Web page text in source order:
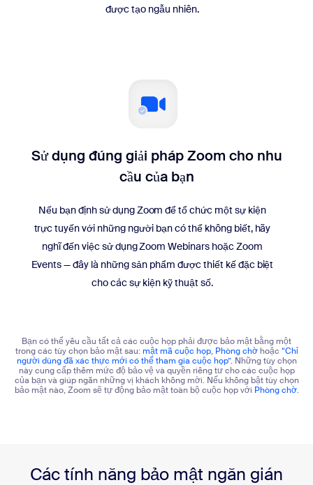
được tạo ngẫu nhiên.
Sử dụng đúng giải pháp Zoom cho nhu
cầu của bạn
Nếu bạn định sử dụng Zoom để tổ chức một sự kiện
trực tuyến với những người bạn có thể không biết, hãy
nghĩ đến việc sử dụng Zoom Webinars hoặc Zoom
Events — đây là những sản phẩm được thiết kế đặc biệt
cho các sự kiện kỹ thuật số.
Bạn có thể yêu cầu tất cả các cuộc họp phải được bảo mật bằng một
trong các tùy chọn bảo mật sau:mật mã cuộc họp, Phòng chờhoặc “Chỉ
người dùng đã xác thực mới có thể tham gia cuộc họp”. Những tùy chọn
này cung cấp thêm mức độ bảo vệ và quyền riêng tư cho các cuộc họp
của bạn và giúp ngăn những vị khách không mời. Nếu không bật tùy chọn
bảo mật nào, Zoom sẽ tự động bảo mật toàn bộ cuộc họp với Phòng chờ.
Các tính năng bảo mật ngăn gián